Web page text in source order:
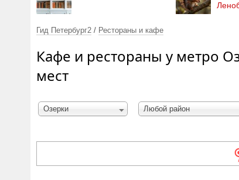
Гид Петербург2 / Рестораны и кафе
Кафе и рестораны у метро
мест
Озерки Любой район